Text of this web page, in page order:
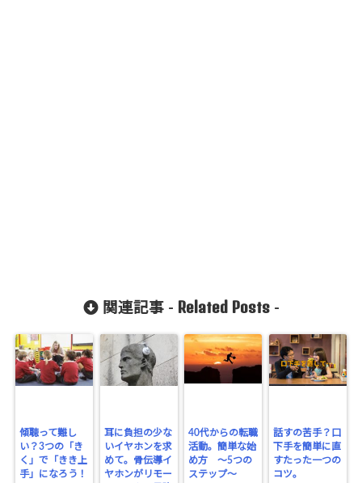
関連記事 - Related Posts-
傾聴って難し
い？3つの「き
く」で「きき上
手」になろう！
耳に負担の少な
いイヤホンを求
めて。骨伝導イ
ヤホンがリモー
40代からの転職
活動。簡単な始
め方 〜5つの
ステップ〜
話すの苦手？口
下手を簡単に直
すたった一つの
コツ。